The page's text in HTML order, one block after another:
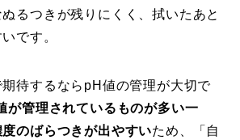
るつきが残りにくく、拭いたあと
です。
待するならpH値の管理が大切で
が管理されているものが多い一
のばらつきが出やすいため、「自